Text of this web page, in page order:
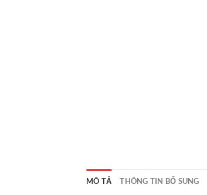
MÔ TẢ THÔNG TIN BỔ SUNG